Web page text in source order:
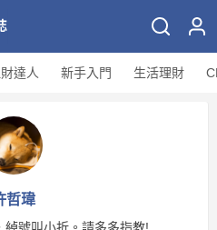
達人 新手入門 生活理財
哲瑋